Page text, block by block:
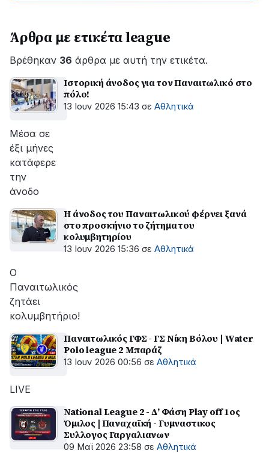
εξέλιξη
οι
εργασίες
ΔΕΔΔΗΕ
για
την
της
βλάβης
Άρθρα με ετικέτα league
Βρέθηκαν 36 άρθρα με αυτή την ετικέτα.
Ιστορική άνοδος για τον Παναιτωλικό στο
πόλο!
13 Ιουν 2026 15:43 σε Αθλητικά
Μέσα σε
έξι μήνες
κατάφερε
την
άνοδο
Η άνοδος του Παναιτωλικού φέρνει ξανά
στο προσκήνιο το ζήτημα του
κολυμβητηρίου
13 Ιουν 2026 15:36 σε Αθλητικά
Ο
Παναιτωλικός
ζητάει
κολυμβητήριο!
Παναιτωλικός ΓΦΣ - ΓΣ Νίκη Βόλου | Water
Polo league 2 Μπαράζ
13 Ιουν 2026 00:56 σε Αθλητικά
LIVE
National League 2 - Δ’ Φάση Play off 1ος
Όμιλος | Παναχαϊκή - Γυμναστικος
Συλλογος Γαργαλιανων
09 Μαϊ 2026 23:58 σε Αθλητικά